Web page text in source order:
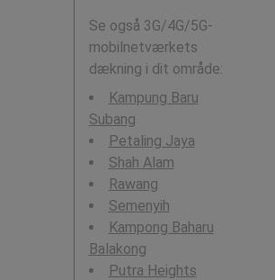
Se også 3G/4G/5G-
mobilnetværkets
dækning i dit område:
Kampung Baru
Subang
Petaling Jaya
Shah Alam
Rawang
Semenyih
Kampong Baharu
Balakong
Putra Heights